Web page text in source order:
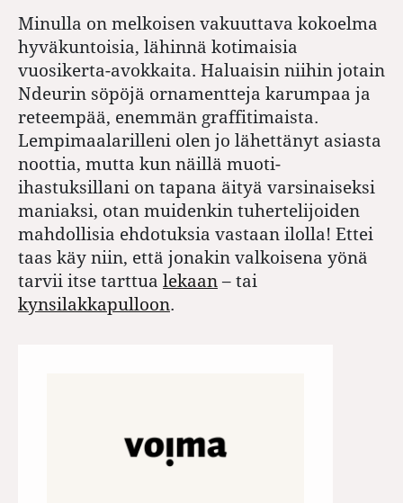
Minulla on melkoisen vakuuttava kokoelma
hyväkuntoisia, lähinnä kotimaisia
vuosikerta-avokkaita. Haluaisin niihin jotain
Ndeurin söpöjä ornamentteja karumpaa ja
reteempää, enemmän graffitimaista.
Lempimaalarilleni olen jo lähettänyt asiasta
noottia, mutta kun näillä muoti-
ihastuksillani on tapana äityä varsinaiseksi
maniaksi, otan muidenkin tuhertelijoiden
mahdollisia ehdotuksia vastaan ilolla! Ettei
taas käy niin, että jonakin valkoisena yönä
tarvii itse tarttua lekaan – tai
kynsilakkapulloon.